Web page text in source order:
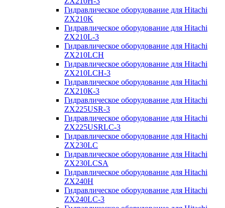
Гидравлическое оборудование для Hitachi
ZX210K
Гидравлическое оборудование для Hitachi
ZX210L-3
Гидравлическое оборудование для Hitachi
ZX210LCH
Гидравлическое оборудование для Hitachi
ZX210LCH-3
Гидравлическое оборудование для Hitachi
ZX210К-3
Гидравлическое оборудование для Hitachi
ZX225USR-3
Гидравлическое оборудование для Hitachi
ZX225USRLC-3
Гидравлическое оборудование для Hitachi
ZX230LC
Гидравлическое оборудование для Hitachi
ZX230LCSA
Гидравлическое оборудование для Hitachi
ZX240H
Гидравлическое оборудование для Hitachi
ZX240LC-3